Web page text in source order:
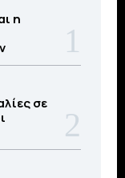
η
σε